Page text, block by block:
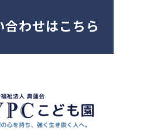
合わせはこちら